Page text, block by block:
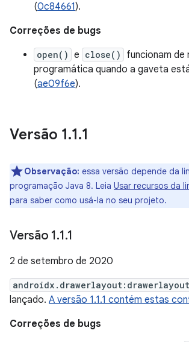
(0c84661).
Correções de bugs
open() e close()
funcionam de
programática quando a gaveta
(ae09f6e).
Versão 1.1.1
Observação: essa versão depende da
programação Java 8. Leia Usar recursos da
para saber como usá-la no seu projeto.
Versão 1.1.1
2 de setembro de 2020
lançado. A versão 1.1.1 contém estas
Correções de bugs